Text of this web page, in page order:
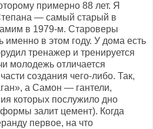
примерно 88 лет. Я
— самый старый в
в 1979-м. Староверы
именно в этом году. У дома есть
тренажер и тренируется
молодежь отличается
создания чего-либо. Так,
а Самон — гантели,
которых послужило дно
залит цемент). Когда
первое, на что